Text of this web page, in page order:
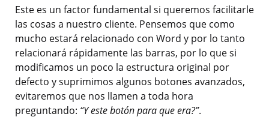
Este es un factor fundamental si queremos facilitarle
las cosas a nuestro cliente. Pensemos que como
mucho estará relacionado con Word y por lo tanto
relacionará rápidamente las barras, por lo que si
modificamos un poco la estructura original por
defecto y suprimimos algunos botones avanzados,
evitaremos que nos llamen a toda hora
preguntando: “Y este botón para que era?”.